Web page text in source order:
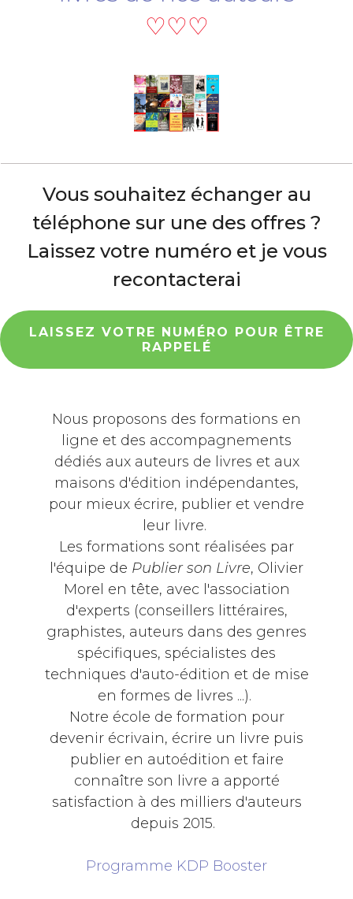
♡♡♡
Vous souhaitez échanger au
téléphone sur une des offres ?
Laissez votre numéro et je vous
recontacterai
LAISSEZ VOTRE NUMÉRO POUR ÊTRE
RAPPELÉ
Nous proposons des formations en
ligne et des accompagnements
dédiés aux auteurs de livres et aux
maisons d'édition indépendantes,
pour mieux écrire, publier et vendre
leur livre.
Les formations sont réalisées par
l'équipe de Publier son Livre, Olivier
Morel en tête, avec l'association
d'experts (conseillers littéraires,
graphistes, auteurs dans des genres
spécifiques, spécialistes des
techniques d'auto-édition et de mise
en formes de livres ...).
Notre école de formation pour
devenir écrivain, écrire un livre puis
publier en autoédition et faire
connaître son livre a apporté
satisfaction à des milliers d'auteurs
depuis 2015.
Programme KDP Booster